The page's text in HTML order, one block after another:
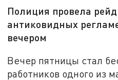
Полиция провела рейд
антиковидных
вечером
Вечер пятницы стал
работников одного из